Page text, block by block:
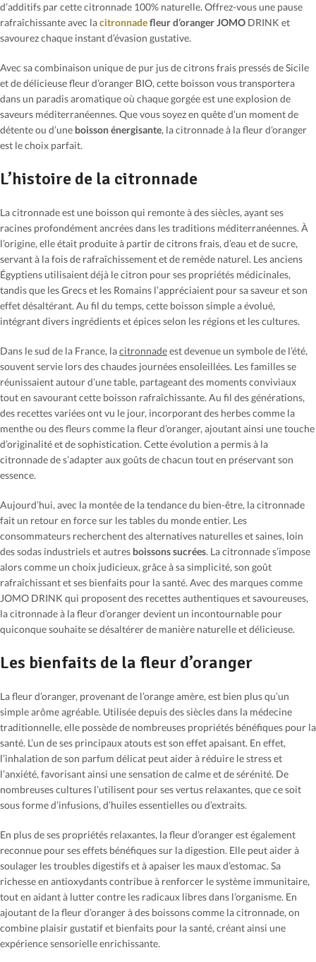
d’additifs par cette citronnade 100% naturelle. Offrez-vous une pause
rafraîchissante avec lacitronnadefleur d’oranger JOMO DRINK et
savourez chaque instant d’évasion gustative.
Avec sa combinaison unique de pur jus de citrons frais pressés de Sicile
et de délicieuse fleur d’oranger BIO, cette boisson vous transportera
dans un paradis aromatique où chaque gorgée est une explosion de
saveurs méditerranéennes. Que vous soyez en quête d’un moment de
détente ou d’une boisson énergisante, la citronnade à la fleur d’oranger
est le choix parfait.
L’histoire de la citronnade
La citronnade est une boisson qui remonte à des siècles, ayant ses
racines profondément ancrées dans les traditions méditerranéennes. À
l’origine, elle était produite à partir de citrons frais, d’eau et de sucre,
servant à la fois de rafraîchissement et de remède naturel. Les anciens
Égyptiens utilisaient déjà le citron pour ses propriétés médicinales,
tandis que les Grecs et les Romains l’appréciaient pour sa saveur et son
effet désaltérant. Au fil du temps, cette boisson simple a évolué,
intégrant divers ingrédients et épices selon les régions et les cultures.
Dans le sud de la France, lacitronnadeest devenue un symbole de l’été,
souvent servie lors des chaudes journées ensoleillées. Les familles se
réunissaient autour d’une table, partageant des moments conviviaux
tout en savourant cette boisson rafraîchissante. Au fil des générations,
des recettes variées ont vu le jour, incorporant des herbes comme la
menthe ou des fleurs comme la fleur d’oranger, ajoutant ainsi une touche
d’originalité et de sophistication. Cette évolution a permis à la
citronnade de s’adapter aux goûts de chacun tout en préservant son
essence.
Aujourd’hui, avec la montée de la tendance du bien-être, la citronnade
fait un retour en force sur les tables du monde entier. Les
consommateurs recherchent des alternatives naturelles et saines, loin
des sodas industriels et autres boissons sucrées. La citronnade s’impose
alors comme un choix judicieux, grâce à sa simplicité, son goût
rafraîchissant et ses bienfaits pour la santé. Avec des marques comme
JOMO DRINK qui proposent des recettes authentiques et savoureuses,
la citronnade à la fleur d’oranger devient un incontournable pour
quiconque souhaite se désaltérer de manière naturelle et délicieuse.
Les bienfaits de la fleur d’oranger
La fleur d’oranger, provenant de l’orange amère, est bien plus qu’un
simple arôme agréable. Utilisée depuis des siècles dans la médecine
traditionnelle, elle possède de nombreuses propriétés bénéfiques pour la
santé. L’un de ses principaux atouts est son effet apaisant. En effet,
l’inhalation de son parfum délicat peut aider à réduire le stress et
l’anxiété, favorisant ainsi une sensation de calme et de sérénité. De
nombreuses cultures l’utilisent pour ses vertus relaxantes, que ce soit
sous forme d’infusions, d’huiles essentielles ou d’extraits.
En plus de ses propriétés relaxantes, la fleur d’oranger est également
reconnue pour ses effets bénéfiques sur la digestion. Elle peut aider à
soulager les troubles digestifs et à apaiser les maux d’estomac. Sa
richesse en antioxydants contribue à renforcer le système immunitaire,
tout en aidant à lutter contre les radicaux libres dans l’organisme. En
ajoutant de la fleur d’oranger à des boissons comme la citronnade, on
combine plaisir gustatif et bienfaits pour la santé, créant ainsi une
expérience sensorielle enrichissante.